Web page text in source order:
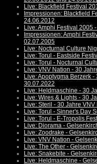
Live: Blackfield Festival
Impressionen: Blackfield
24.06.2012
Live: Amphi Festival 2005
Impressionen: Amphi
02.07.2005
Live: Nocturnal Culture
Live: Torul - Eastside
Live: Torul - Nocturnal
Live: VNV Nation - 30
Live: Apoptygma Berzerk
30.07.2022
Live: Heldmaschine - 30
Live: Wires & Lights - 30
Live: Steril - 30 Jahre
Live: Torul - Sinner's Day
Live: Torul - E-Tropolis
Live: Diorama -
Live: Zoodrake -
Live: VNV Nation -
Live: The Other -
Live: Snakebite -
Live: Heldmaschine -